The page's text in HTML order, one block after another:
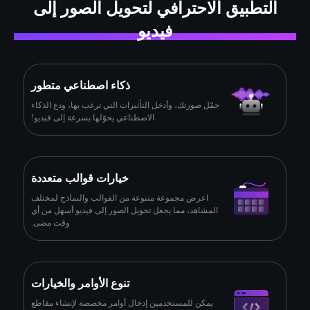
التطبيق الاحترافي لتحويل الصور إلى
فيديو
ذكاء اصطناعي متطور
حمّل صورتك، وأدخل التأثيرات التي ترغب بها، ودع الذكاء
الاصطناعي يحوّلها بسرعة إلى فيديو!
خيارات قوالب متعددة
اعرض مجموعة متنوعة من القوالب والنماذج لمختلف
المشاهد، مما يجعل تحويل الصور إلى فيديو أسهل من أي
وقت مضى.
تنوع الأوامر والخيارات
يمكن للمستخدمين إدخال أوامر مخصصة لإنشاء مقاطع